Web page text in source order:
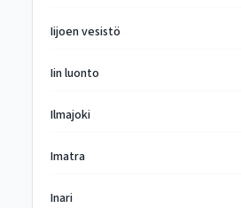
Iijoen vesistö
Iin luonto
Ilmajoki
Imatra
Inari